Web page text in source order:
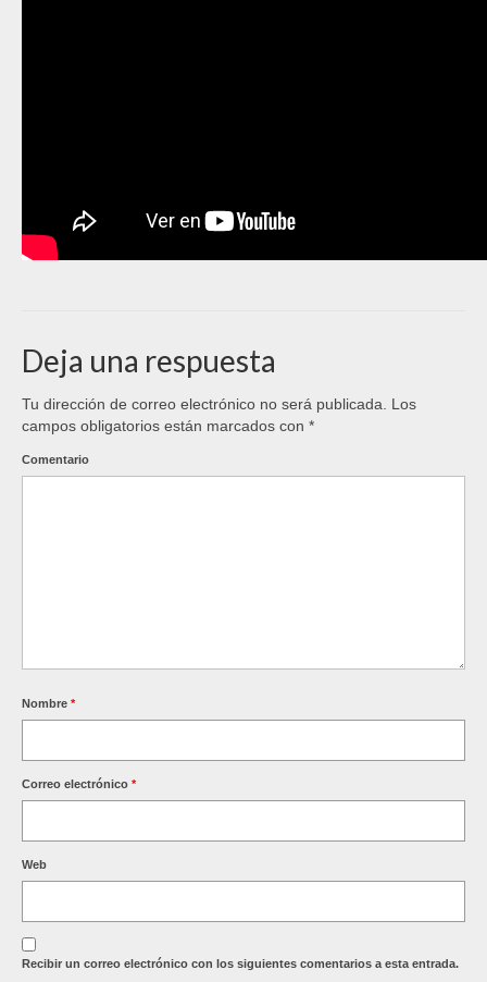
Deja una respuesta
Tu dirección de correo electrónico no será publicada.
Los
campos obligatorios están marcados con *
Comentario
Nombre *
Correo electrónico *
Web
Recibir un correo electrónico con los siguientes comentarios a esta entrada.